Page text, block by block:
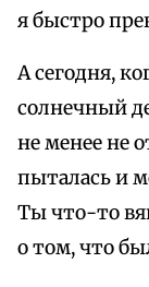
я быстро
А сегодня,
солнечный
не менее не
пыталась и
Ты что-то
о том, что